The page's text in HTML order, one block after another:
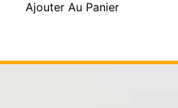
Ajouter Au Panier